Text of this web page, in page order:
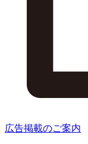
広告掲載のご案内